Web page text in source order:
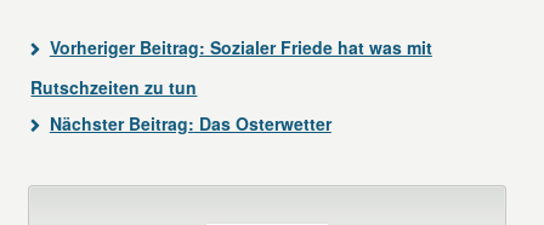
Vorheriger Beitrag: Sozialer Friede hat was mit
Rutschzeiten zu tun
Nächster Beitrag: Das Osterwetter